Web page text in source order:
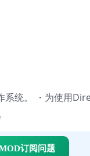
系统。 ・为使用
订阅问题